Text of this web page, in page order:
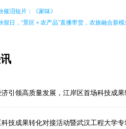
催泪短片：《家味》
假日，“景区＋农产品”直播带货，农旅融合新模
引领高质量发展，江岸区首场科技成
技成果转化对接活动暨武汉工程大学